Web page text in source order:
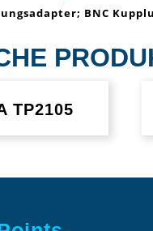
BNC
TP2105